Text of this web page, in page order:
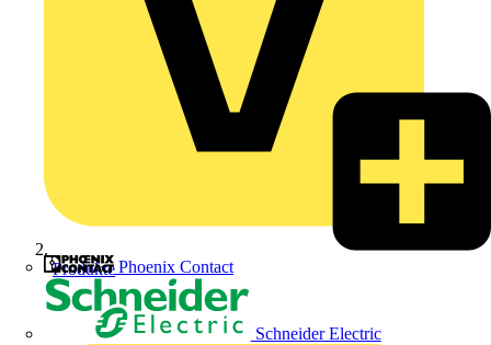
Phoenix Contact
Schneider Electric
Produkte